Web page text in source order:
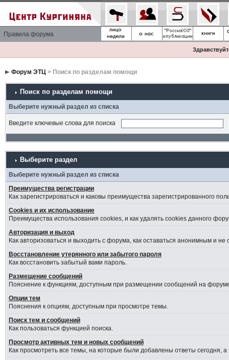
Правила форума
Форум ЭТЦ> Поиск по разделам помощи
Поиск по разделам помощи
Выберите нужный раздел из списка
Введите ключевые слова для поиска
Выберите раздел
Выберите нужный раздел из списка
Преимущества регистрации
Как зарегистрироваться и каковы преимущества зарегистрированного
Cookies и их использование
Преимущества использования cookies, и как удалять cookies данного
Авторизация и выход
Как авторизоваться и выходить с форума, как оставаться анонимным и
Восстановление утерянного или забытого пароля
Как восстановить забытый вами пароль.
Размещение сообщений
Пояснение к функциям, доступным при размещении сообщений на
Опции тем
Пояснения к опциям, доступным при просмотре темы.
Поиск тем и сообщений
Как пользоваться функцией поиска.
Просмотр активных тем и новых сообщений
Как просмотреть все темы, на которые были добавлены ответы сегодня,